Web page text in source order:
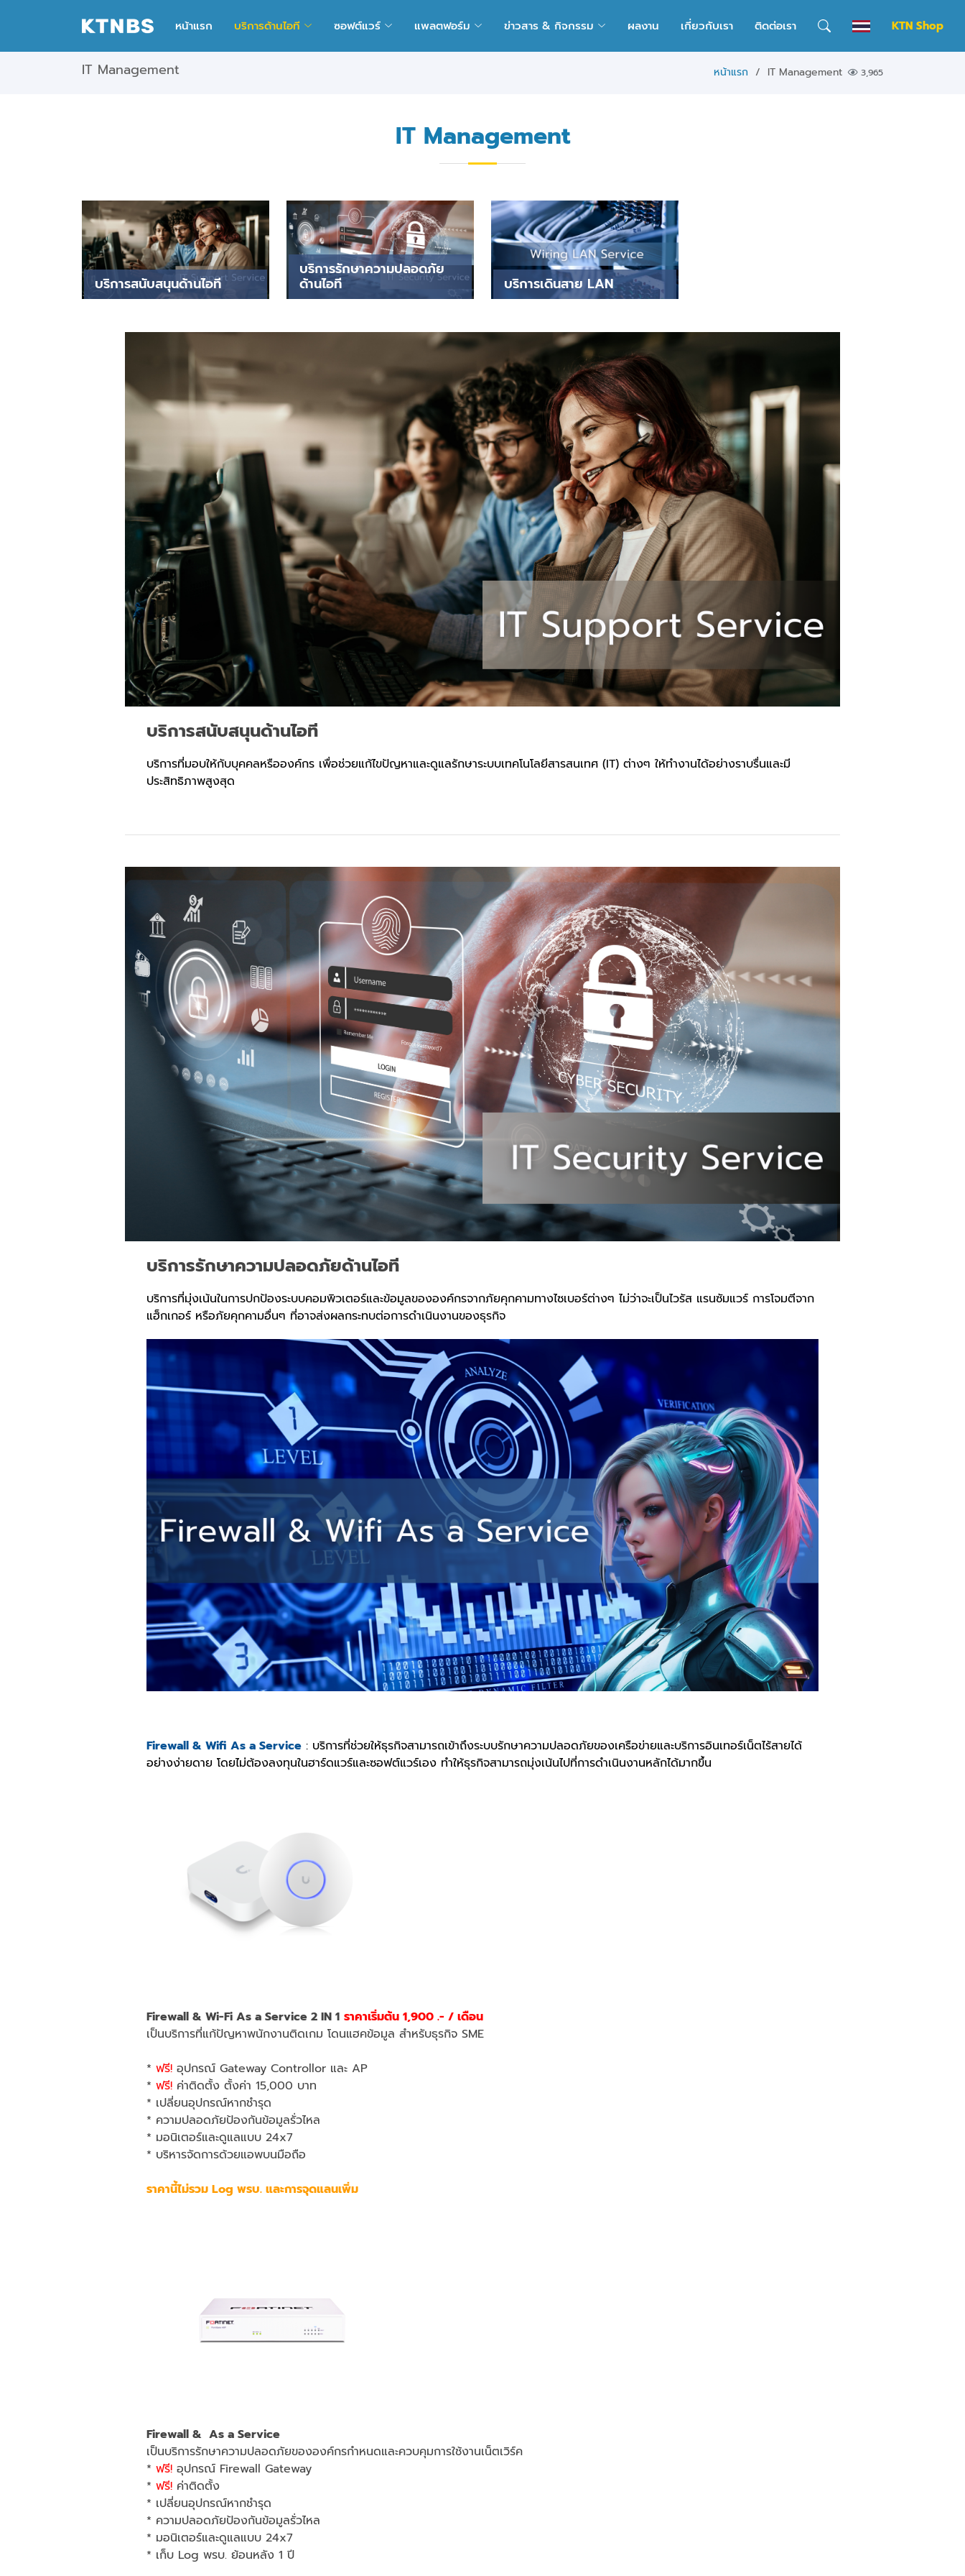
หน้าแรก บริการด้านไอที ซอฟต์แวร์ แพลตฟอร์ม ข่าวสาร & กิจกรรม ผลงาน เกี่ยวกับเรา ติดต่อเรา KTN Shop
IT Management หน้าแรก IT Management 3,965
IT Management
บริการสนับสนุนด้านไอที
บริการรักษาความปลอดภัย
ด้านไอที บริการเดินสาย LAN
บริการสนับสนุนด้านไอที
บริการที่มอบให้กับบุคคลหรือองค์กร เพื่อช่วยแก้ไขปัญหาและดูแลรักษาระบบเทคโนโลยีสารสนเทศ (IT) ต่างๆ ให้ทำงานได้อย่างราบรื่นและมี
ประสิทธิภาพสูงสุด
บริการรักษาความปลอดภัยด้านไอที
บริการที่มุ่งเน้นในการปกป้องระบบคอมพิวเตอร์และข้อมูลขององค์กรจากภัยคุกคามทางไซเบอร์ต่างๆ ไม่ว่าจะเป็นไวรัส แรนซัมแวร์ การโจมตีจาก
แฮ็กเกอร์ หรือภัยคุกคามอื่นๆ ที่อาจส่งผลกระทบต่อการดำเนินงานของธุรกิจ
Firewall & Wifi As a Service : บริการที่ช่วยให้ธุรกิจสามารถเข้าถึงระบบรักษาความปลอดภัยของเครือข่ายและบริการอินเทอร์เน็ตไร้สายได้
อย่างง่ายดาย โดยไม่ต้องลงทุนในฮาร์ดแวร์และซอฟต์แวร์เอง ทำให้ธุรกิจสามารถมุ่งเน้นไปที่การดำเนินงานหลักได้มากขึ้น
Firewall & Wi-Fi As a Service 2 IN 1 ราคาเริ่มต้น 1,900 .- / เดือน
เป็นบริการที่แก้ปัญหาพนักงานติดเกม โดนแฮคข้อมูล สำหรับธุรกิจ SME
* ฟรี! อุปกรณ์ Gateway Controllor และ AP
* ฟรี! ค่าติดตั้ง ตั้งค่า 15,000 บาท
* เปลี่ยนอุปกรณ์หากชำรุด
* ความปลอดภัยป้องกันข้อมูลรั่วไหล
* มอนิเตอร์และดูแลแบบ 24x7
* บริหารจัดการด้วยแอพบนมือถือ
ราคานี้ไม่รวม Log พรบ. และการจุดแลนเพิ่ม
Firewall & As a Service
เป็นบริการรักษาความปลอดภัยขององค์กรกำหนดและควบคุมการใช้งานเน็ตเวิร์ค
* ฟรี! อุปกรณ์ Firewall Gateway
* ฟรี! ค่าติดตั้ง
* เปลี่ยนอุปกรณ์หากชำรุด
* ความปลอดภัยป้องกันข้อมูลรั่วไหล
* มอนิเตอร์และดูแลแบบ 24x7
* เก็บ Log พรบ. ย้อนหลัง 1 ปี